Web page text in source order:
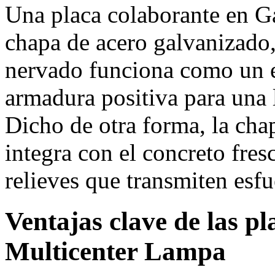
Una placa colaborante en
chapa de acero
nervado funciona como
armadura positiva para
Dicho de otra forma, la
integra con el concreto
relieves que transmiten
Ventajas clave de las
Multicenter Lampa